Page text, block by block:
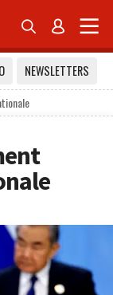
 
NEWSLETTERS